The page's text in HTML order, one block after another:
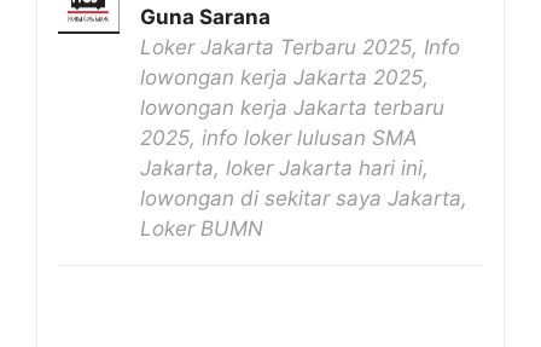
Guna Sarana
Loker Jakarta Terbaru 2025, Info
lowongan kerja Jakarta 2025,
lowongan kerja Jakarta terbaru
2025, info loker lulusan SMA
Jakarta, loker Jakarta hari ini,
lowongan di sekitar saya Jakarta,
Loker BUMN